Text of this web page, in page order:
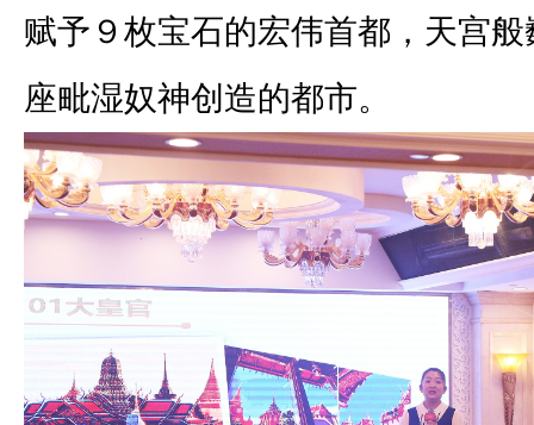
赋予９枚宝石的宏伟首都，天宫
座毗湿奴神创造的都市。